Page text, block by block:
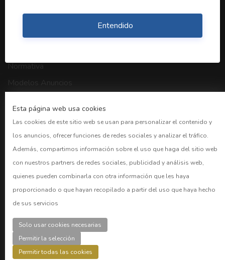
Entendido
Esta página web usa cookies
Las cookies de este sitio web se usan para personalizar el contenido y
los anuncios, ofrecer funciones de redes sociales y analizar el tráfico.
Además, compartimos información sobre el uso que haga del sitio web
con nuestros partners de redes sociales, publicidad y análisis web,
quienes pueden combinarla con otra información que les haya
proporcionado o que hayan recopilado a partir del uso que haya hecho
de sus servicios
Solo usar cookies necesarias
Permitir la selección
Permitir todas las cookies
Normativa
Modelos Anuncios
CNMV
Bolsa Madrid
BOE
Preguntas frecuentes
CUENTAS
Acceder
Registro